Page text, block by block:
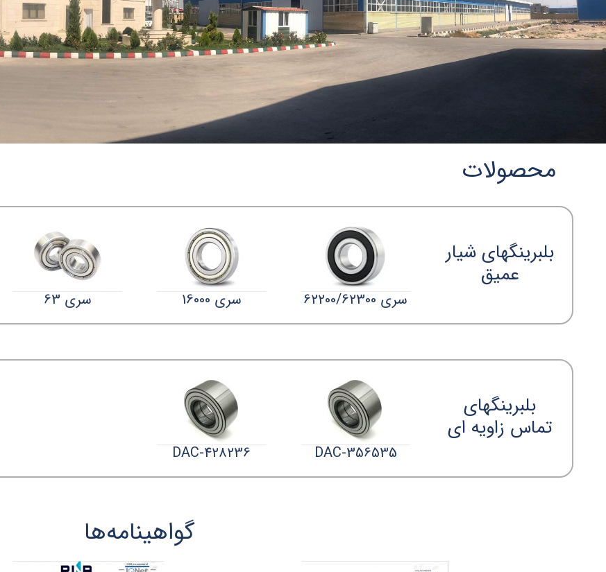
محصولات
سری 63 سری 16000 سری 62200/62300
بلبرینگهای شیار
عمیق
DAC-428236 DAC-356535
بلبرینگهای
تماس زاویه ای
گواهینامه‌ها